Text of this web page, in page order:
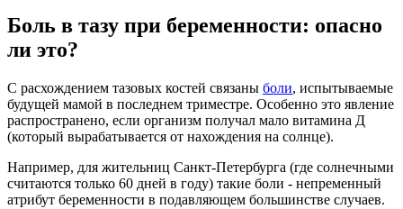
Боль в тазу при беременности: опасно
ли это?
С расхождением тазовых костей связаны боли, испытываемые
будущей мамой в последнем триместре. Особенно это явление
распространено, если организм получал мало витамина Д
(который вырабатывается от нахождения на солнце).
Например, для жительниц Санкт-Петербурга (где солнечными
считаются только 60 дней в году) такие боли - непременный
атрибут беременности в подавляющем большинстве случаев.